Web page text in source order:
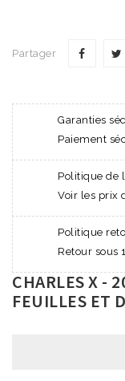
Partager
Garanties
Paiement
Politique de
Voir les prix
Politique
Retour sous
CHARLES X -
FEUILLES ET